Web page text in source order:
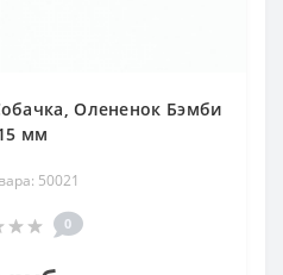
Олененок Бэмби
мм
50021
0